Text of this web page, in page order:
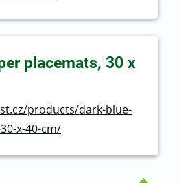
placemats, 30 x
products/dark-blue-
x-40-cm/